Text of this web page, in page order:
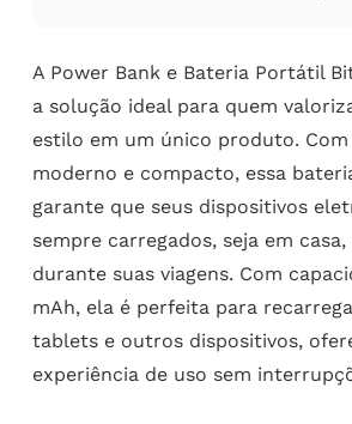
A Power Bank e Bateria Portátil
a solução ideal para quem
estilo em um único produto. Com
moderno e compacto, essa
garante que seus dispositivos
sempre carregados, seja em
durante suas viagens. Com
mAh, ela é perfeita para
tablets e outros dispositivos,
experiência de uso sem